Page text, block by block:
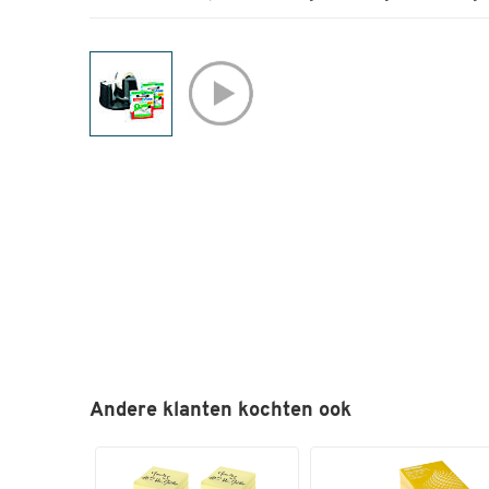
Andere klanten kochten ook